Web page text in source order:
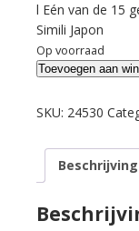
l Eén van de 15
Simili Japon
Op voorraad
Korteweg,
Niks
Romantic
Agony.
Toevoegen aan
SKU: 24530
Beschrijving